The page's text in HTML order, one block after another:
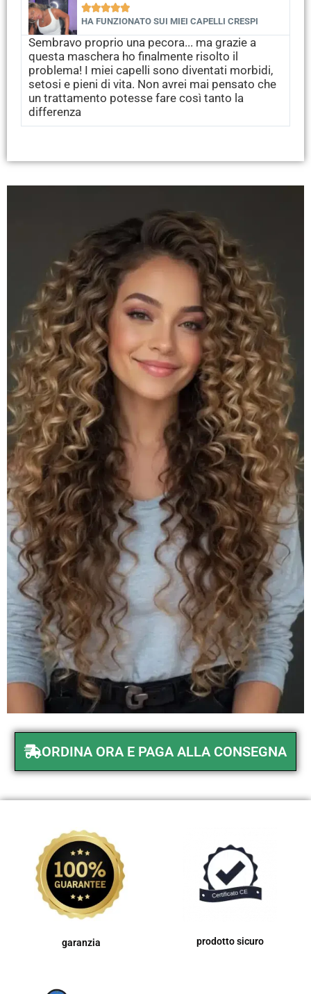

HA FUNZIONATO SUI MIEI CAPELLI CRESPI
Sembravo proprio una pecora... ma grazie a
questa maschera ho finalmente risolto il
problema! I miei capelli sono diventati morbidi,
setosi e pieni di vita. Non avrei mai pensato che
un trattamento potesse fare così tanto la
differenza
ORDINA ORA E PAGA ALLA CONSEGNA
garanzia prodotto sicuro